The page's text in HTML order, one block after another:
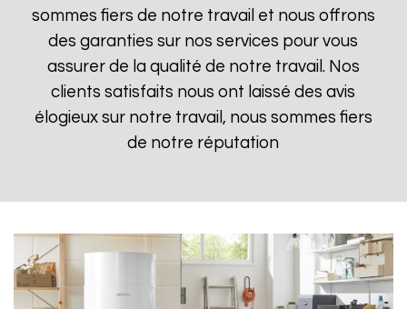
sommes fiers de notre travail et nous offrons
des garanties sur nos services pour vous
assurer de la qualité de notre travail. Nos
clients satisfaits nous ont laissé des avis
élogieux sur notre travail, nous sommes fiers
de notre réputation